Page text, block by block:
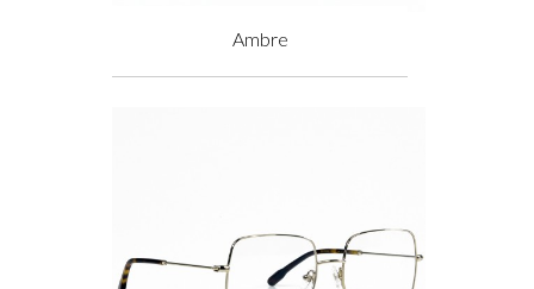
Ambre
Prix